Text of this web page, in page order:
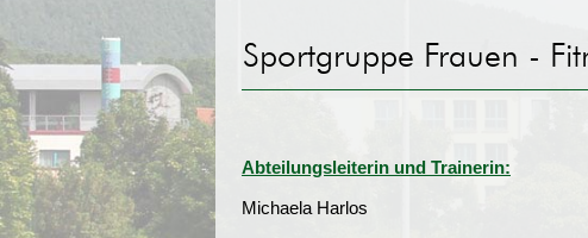
Abteilungsleiterin und Trainerin:
Michaela Harlos